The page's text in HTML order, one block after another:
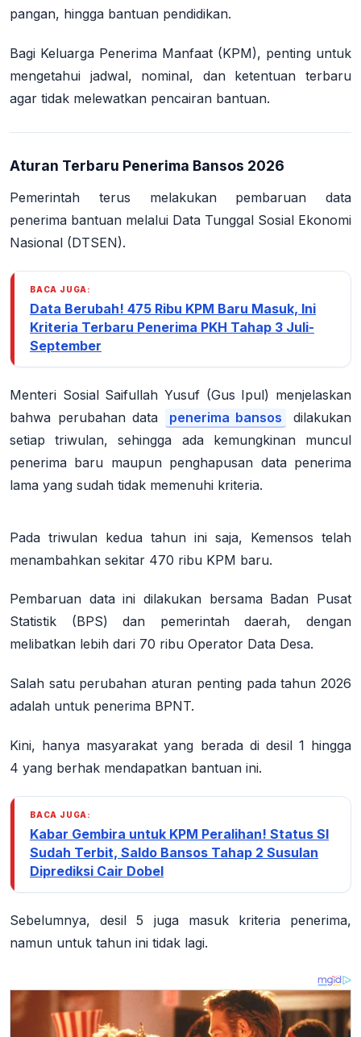
pangan, hingga bantuan pendidikan.
Bagi Keluarga Penerima Manfaat (KPM), penting untuk
mengetahui jadwal, nominal, dan ketentuan terbaru
agar tidak melewatkan pencairan bantuan.
Aturan Terbaru Penerima Bansos 2026
Pemerintah terus melakukan pembaruan data
penerima bantuan melalui Data Tunggal Sosial Ekonomi
Nasional (DTSEN).
BACA JUGA:
Data Berubah! 475 Ribu KPM Baru Masuk, Ini
Kriteria Terbaru Penerima PKH Tahap 3 Juli-
September
Menteri Sosial Saifullah Yusuf (Gus Ipul) menjelaskan
bahwa perubahan data
penerima bansos
dilakukan
setiap triwulan, sehingga ada kemungkinan muncul
penerima baru maupun penghapusan data penerima
lama yang sudah tidak memenuhi kriteria.
Pada triwulan kedua tahun ini saja, Kemensos telah
menambahkan sekitar 470 ribu KPM baru.
Pembaruan data ini dilakukan bersama Badan Pusat
Statistik (BPS) dan pemerintah daerah, dengan
melibatkan lebih dari 70 ribu Operator Data Desa.
Salah satu perubahan aturan penting pada tahun 2026
adalah untuk penerima BPNT.
Kini, hanya masyarakat yang berada di desil 1 hingga
4 yang berhak mendapatkan bantuan ini.
BACA JUGA:
Kabar Gembira untuk KPM Peralihan! Status SI
Sudah Terbit, Saldo Bansos Tahap 2 Susulan
Diprediksi Cair Dobel
Sebelumnya, desil 5 juga masuk kriteria penerima,
namun untuk tahun ini tidak lagi.